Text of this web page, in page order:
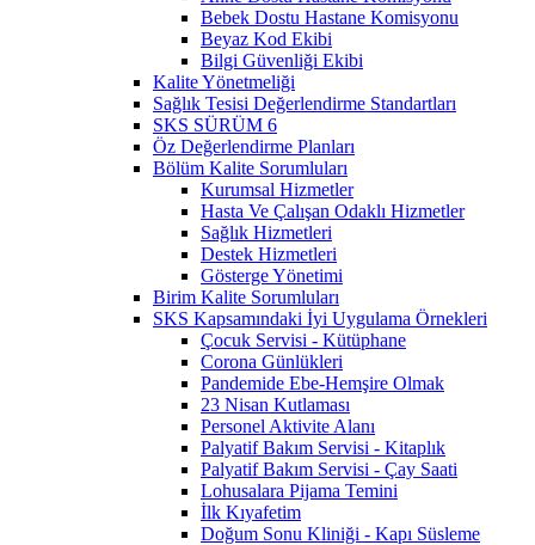
Bebek Dostu Hastane Komisyonu
Beyaz Kod Ekibi
Bilgi Güvenliği Ekibi
Kalite Yönetmeliği
Sağlık Tesisi Değerlendirme Standartları
SKS SÜRÜM 6
Öz Değerlendirme Planları
Bölüm Kalite Sorumluları
Kurumsal Hizmetler
Hasta Ve Çalışan Odaklı Hizmetler
Sağlık Hizmetleri
Destek Hizmetleri
Gösterge Yönetimi
Birim Kalite Sorumluları
SKS Kapsamındaki İyi Uygulama Örnekleri
Çocuk Servisi - Kütüphane
Corona Günlükleri
Pandemide Ebe-Hemşire Olmak
23 Nisan Kutlaması
Personel Aktivite Alanı
Palyatif Bakım Servisi - Kitaplık
Palyatif Bakım Servisi - Çay Saati
Lohusalara Pijama Temini
İlk Kıyafetim
Doğum Sonu Kliniği - Kapı Süsleme